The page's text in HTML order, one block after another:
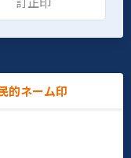
的ネーム印